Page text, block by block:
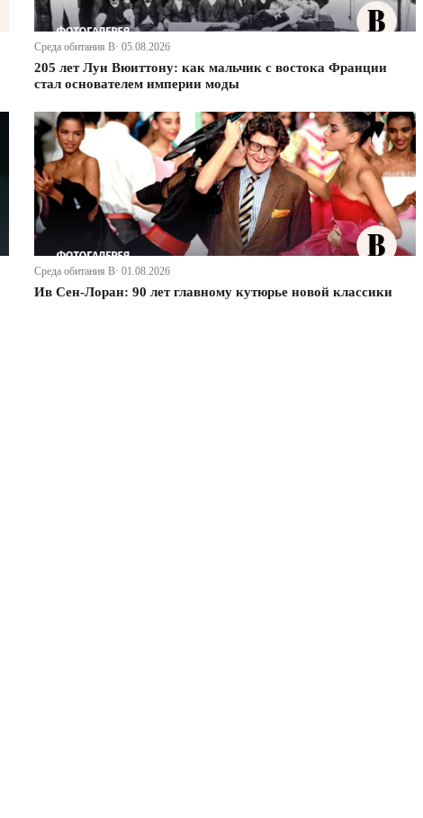
Среда обитания В· 05.08.2026
205 лет Луи Вюиттону: как мальчик с востока Франции
стал основателем империи моды
Среда обитания В· 01.08.2026
Ив Сен-Лоран: 90 лет главному кутюрье новой классики